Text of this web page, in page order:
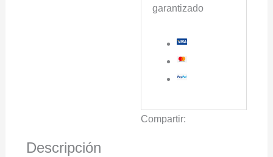
cantidad
garantizado
Compartir:
Descripción